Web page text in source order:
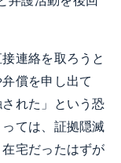
連絡を取ろうと
償を申し出て
れた」という恐
ては、証拠隠滅
宅だったはずが